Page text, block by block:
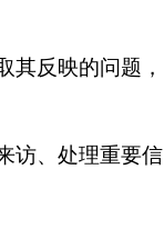
反映的问题，
访、处理重要信